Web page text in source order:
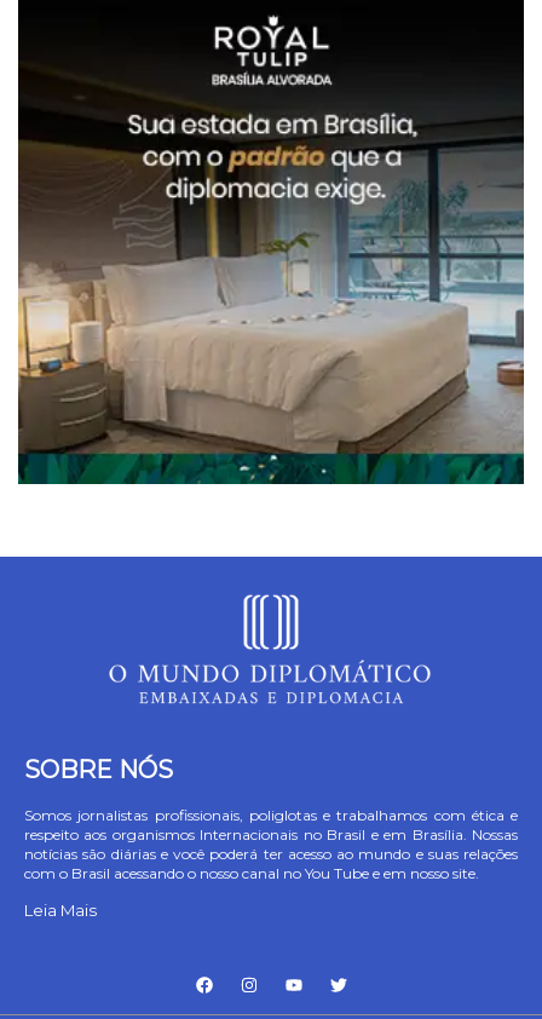
SOBRE NÓS
Somos jornalistas profissionais, poliglotas e trabalhamos com ética e
respeito aos organismos Internacionais no Brasil e em Brasília. Nossas
notícias são diárias e você poderá ter acesso ao mundo e suas relações
com o Brasil acessando o nosso canal no You Tube e em nosso site.
Leia Mais